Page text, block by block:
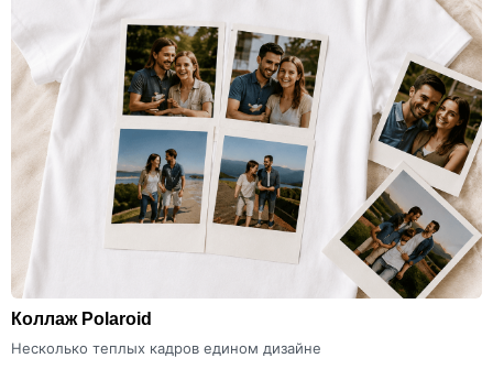
Коллаж Polaroid
Несколько теплых кадров едином дизайне